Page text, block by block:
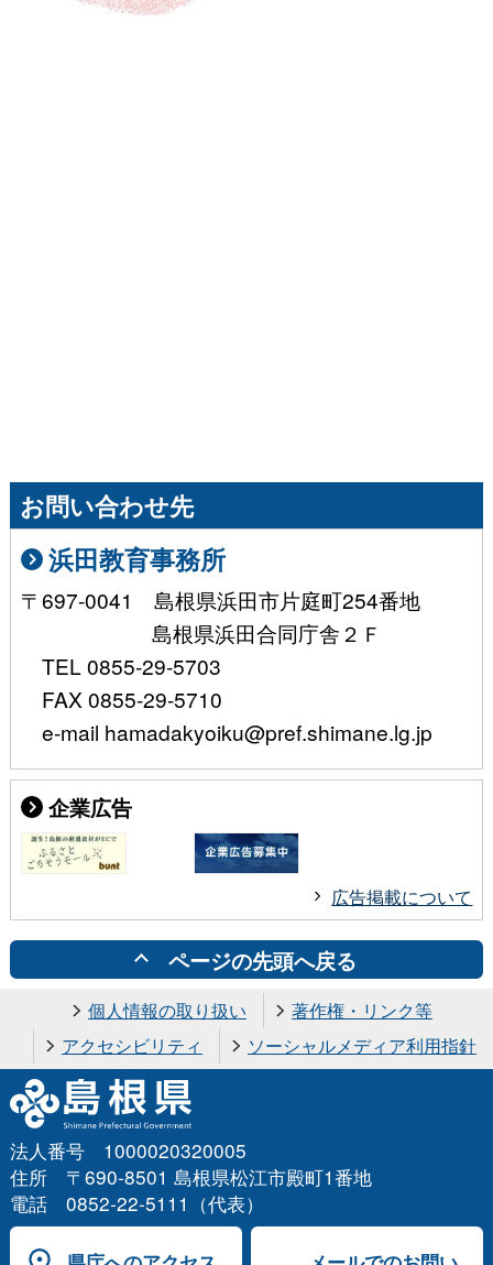
お問い合わせ先
浜田教育事務所
〒697-0041 島根県浜田市片庭町254番地
島根県浜田合同庁舎２Ｆ
TEL 0855-29-5703
FAX 0855-29-5710
e-mail hamadakyoiku@pref.shimane.lg.jp
企業広告
広告掲載について
ページの先頭へ戻る
個人情報の取り扱い
著作権・リンク等
アクセシビリティ
ソーシャルメディア利用指針
法人番号 1000020320005
住所 〒690-8501 島根県松江市殿町1番地
電話 0852-22-5111（代表）